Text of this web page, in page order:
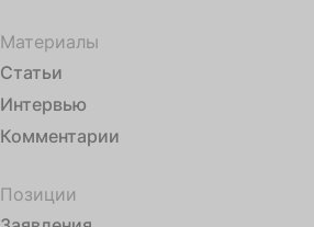
Материалы
Статьи
Интервью
Комментарии
Позиции